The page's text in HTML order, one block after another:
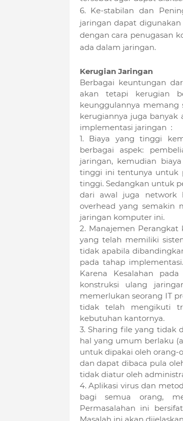
6. Ke-stabilan dan
jaringan dapat
dengan cara penugasan
ada dalam jaringan.
Kerugian Jaringan
Berbagai keuntungan
akan tetapi kerugian
keunggulannya memang
kerugiannya juga banyak
implementasi jaringan :
1. Biaya yang tinggi
berbagai aspek:
jaringan, kemudian
tinggi ini tentunya untuk
tinggi. Sedangkan untuk
dari awal juga network
overhead yang semakin
jaringan komputer ini.
2. Manajemen Perangkat
yang telah memiliki
tidak apabila
pada tahap
Karena Kesalahan
konstruksi ulang
memerlukan seorang IT
tidak telah mengikuti
kebutuhan kantornya.
3. Sharing file yang tidak
hal yang umum berlaku
untuk dipakai oleh orang-
dan dapat dibaca pula
tidak diatur oleh
4. Aplikasi virus dan
bagi semua orang,
Permasalahan ini